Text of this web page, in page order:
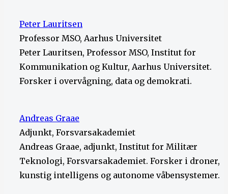
Peter Lauritsen
Professor MSO, Aarhus Universitet
Peter Lauritsen, Professor MSO, Institut for
Kommunikation og Kultur, Aarhus Universitet.
Forsker i overvågning, data og demokrati.
Andreas Graae
Adjunkt, Forsvarsakademiet
Andreas Graae, adjunkt, Institut for Militær
Teknologi, Forsvarsakademiet. Forsker i droner,
kunstig intelligens og autonome våbensystemer.